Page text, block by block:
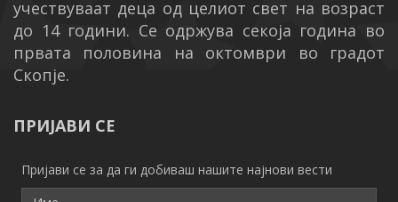
учествуваат деца од целиот свет на возраст
до 14 години. Се одржува секоја година во
првата половина на октомври во градот
Скопје.
ПРИЈАВИ СЕ
Пријави се за да ги добиваш нашите најнови вести